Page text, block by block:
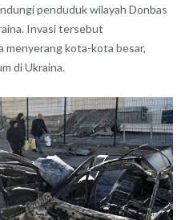
penduduk wilayah Donbas
Invasi tersebut
menyerang kota-kota besar,
di Ukraina.